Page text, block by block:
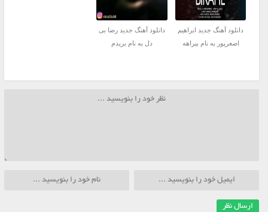
دانلود آهنگ جدید ابراهیم
اصغرپور به نام بیراهه
دانلود آهنگ جدید رضا بی
دل به نام بریدم